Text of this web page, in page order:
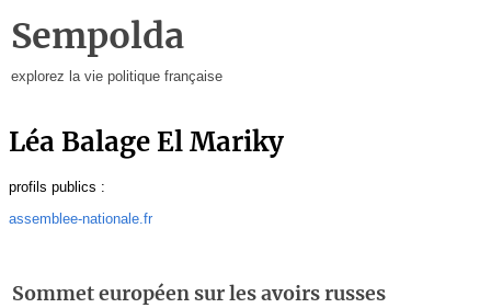
Sempolda
explorez la vie politique française
Léa Balage El Mariky
profils publics :
assemblee-nationale.fr
Sommet européen sur les avoirs russes